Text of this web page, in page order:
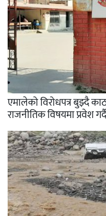
एमालेको विरोधपत्र बुझ्दै
राजनीतिक विषयमा प्रवेश